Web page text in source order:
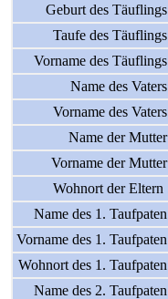
Geburt des
Taufe des
Vorname des
Name des
Vorname des
Name der
Vorname der
Wohnort der Eltern
Name des 1.
Vorname des 1.
Wohnort des 1.
Name des 2.